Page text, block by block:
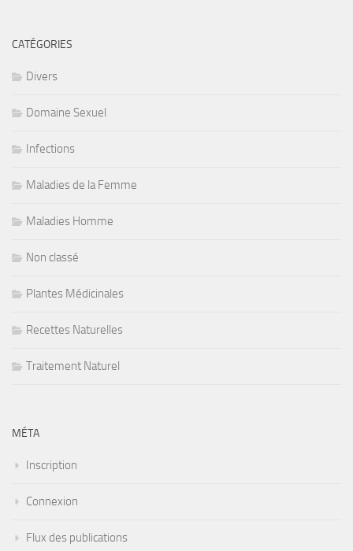
CATÉGORIES
Divers
Domaine Sexuel
Infections
Maladies de la Femme
Maladies Homme
Non classé
Plantes Médicinales
Recettes Naturelles
Traitement Naturel
MÉTA
Inscription
Connexion
Flux des publications